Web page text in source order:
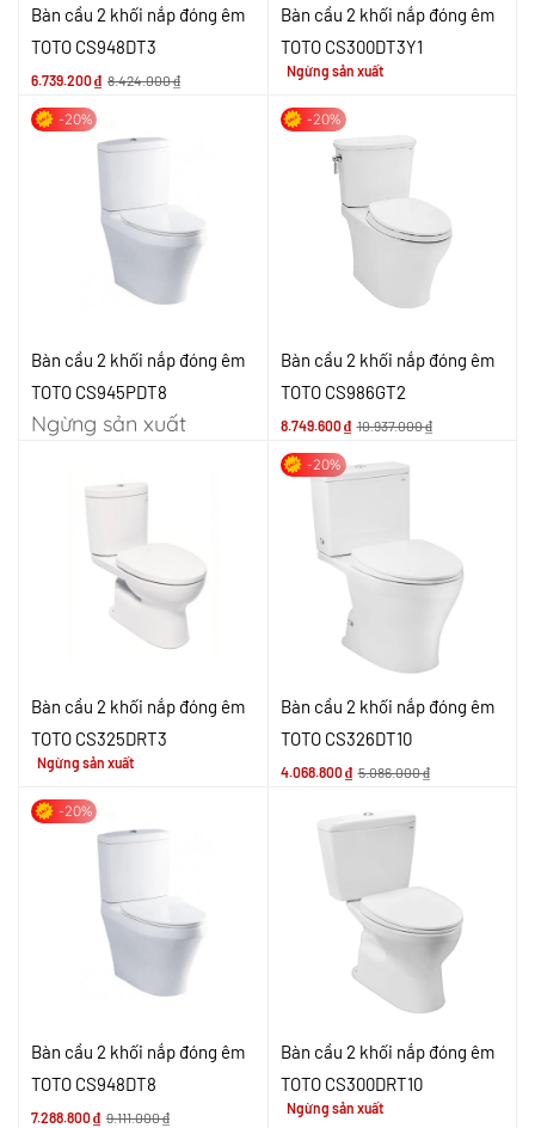
Bàn cầu 2 khối nắp đóng êm
TOTO CS948DT3
6.739.200₫ 8.424.000₫
Bàn cầu 2 khối nắp đóng êm
TOTO CS300DT3Y1
Ngừng sản xuất
-20%
Bàn cầu 2 khối nắp đóng êm
TOTO CS945PDT8
Ngừng sản xuất
-20%
Bàn cầu 2 khối nắp đóng êm
TOTO CS986GT2
8.749.600₫ 10.937.000₫
Bàn cầu 2 khối nắp đóng êm
TOTO CS325DRT3
Ngừng sản xuất
-20%
Bàn cầu 2 khối nắp đóng êm
TOTO CS326DT10
4.068.800₫ 5.086.000₫
-20%
Bàn cầu 2 khối nắp đóng êm
TOTO CS948DT8
7.288.800₫ 9.111.000₫
Bàn cầu 2 khối nắp đóng êm
TOTO CS300DRT10
Ngừng sản xuất